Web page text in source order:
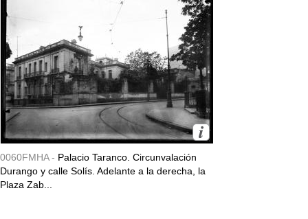
0060FMHA - Palacio Taranco. Circunvalación
Durango y calle Solís. Adelante a la derecha, la
Plaza Zab...